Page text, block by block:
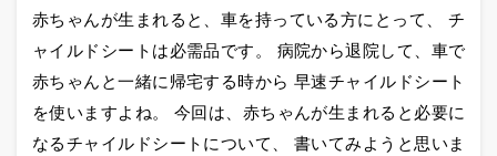
赤ちゃんが生まれると、車を持っている方にとって、 チ
ャイルドシートは必需品です。 病院から退院して、車で
赤ちゃんと一緒に帰宅する時から 早速チャイルドシート
を使いますよね。 今回は、赤ちゃんが生まれると必要に
なるチャイルドシートについて、 書いてみようと思いま